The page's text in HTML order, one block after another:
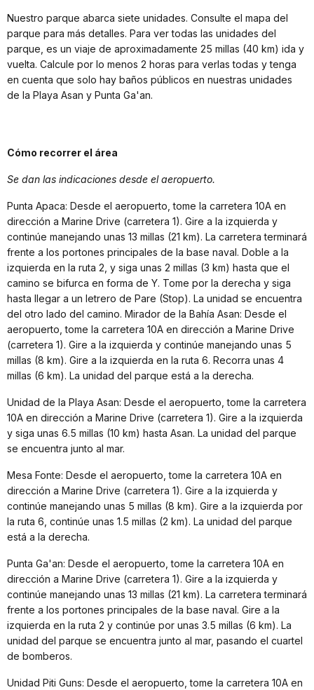
Nuestro parque abarca siete unidades. Consulte el mapa del
parque para más detalles. Para ver todas las unidades del
parque, es un viaje de aproximadamente 25 millas (40 km) ida y
vuelta. Calcule por lo menos 2 horas para verlas todas y tenga
en cuenta que solo hay baños públicos en nuestras unidades
de la Playa Asan y Punta Ga'an.
Cómo recorrer el área
Se dan las indicaciones desde el aeropuerto.
Punta Apaca: Desde el aeropuerto, tome la carretera 10A en
dirección a Marine Drive (carretera 1). Gire a la izquierda y
continúe manejando unas 13 millas (21 km). La carretera terminará
frente a los portones principales de la base naval. Doble a la
izquierda en la ruta 2, y siga unas 2 millas (3 km) hasta que el
camino se bifurca en forma de Y. Tome por la derecha y siga
hasta llegar a un letrero de Pare (Stop). La unidad se encuentra
del otro lado del camino. Mirador de la Bahía Asan: Desde el
aeropuerto, tome la carretera 10A en dirección a Marine Drive
(carretera 1). Gire a la izquierda y continúe manejando unas 5
millas (8 km). Gire a la izquierda en la ruta 6. Recorra unas 4
millas (6 km). La unidad del parque está a la derecha.
Unidad de la Playa Asan: Desde el aeropuerto, tome la carretera
10A en dirección a Marine Drive (carretera 1). Gire a la izquierda
y siga unas 6.5 millas (10 km) hasta Asan. La unidad del parque
se encuentra junto al mar.
Mesa Fonte: Desde el aeropuerto, tome la carretera 10A en
dirección a Marine Drive (carretera 1). Gire a la izquierda y
continúe manejando unas 5 millas (8 km). Gire a la izquierda por
la ruta 6, continúe unas 1.5 millas (2 km). La unidad del parque
está a la derecha.
Punta Ga'an: Desde el aeropuerto, tome la carretera 10A en
dirección a Marine Drive (carretera 1). Gire a la izquierda y
continúe manejando unas 13 millas (21 km). La carretera terminará
frente a los portones principales de la base naval. Gire a la
izquierda en la ruta 2 y continúe por unas 3.5 millas (6 km). La
unidad del parque se encuentra junto al mar, pasando el cuartel
de bomberos.
Unidad Piti Guns: Desde el aeropuerto, tome la carretera 10A en